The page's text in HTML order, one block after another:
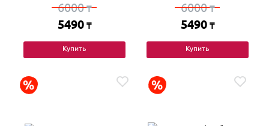
6000₸
5490 ₸
Купить
6000₸
5490 ₸
Купить